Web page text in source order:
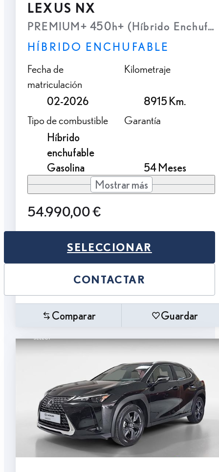
LEXUS NX
PREMIUM+ 450h+ (Híbrido
HÍBRIDO ENCHUFABLE
Fecha de
matriculación
02-2026
Kilometraje
8915 Km.
Tipo de combustible
Híbrido
enchufable
Gasolina
Garantía
54 Meses
Mostrar más
54.990,00 €
SELECCIONAR
CONTACTAR
Comparar Guardar